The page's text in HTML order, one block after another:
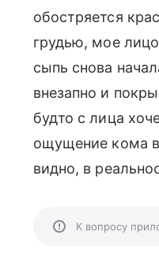
обостряется
грудью, мое
сыпь снова
внезапно и
будто с лица
ощущение кома в
видно, в
К вопросу